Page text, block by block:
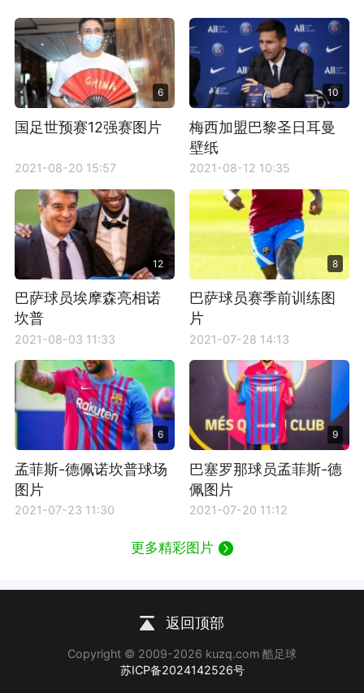
6
国足世预赛12强赛图片
2021-08-20 15:57
10
梅西加盟巴黎圣日耳曼
壁纸
2021-08-12 10:35
12
巴萨球员埃摩森亮相诺
坎普
2021-08-03 11:33
8
巴萨球员赛季前训练图
片
2021-07-28 14:13
6
孟菲斯-德佩诺坎普球场
图片
2021-07-23 11:30
9
巴塞罗那球员孟菲斯-德
佩图片
2021-07-20 11:12
更多精彩图片
返回顶部
Copyright © 2009-2026 kuzq.com 酷足球
苏ICP备2024142526号